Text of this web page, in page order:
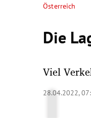
Österreich
Die
Viel
28.04.2022,